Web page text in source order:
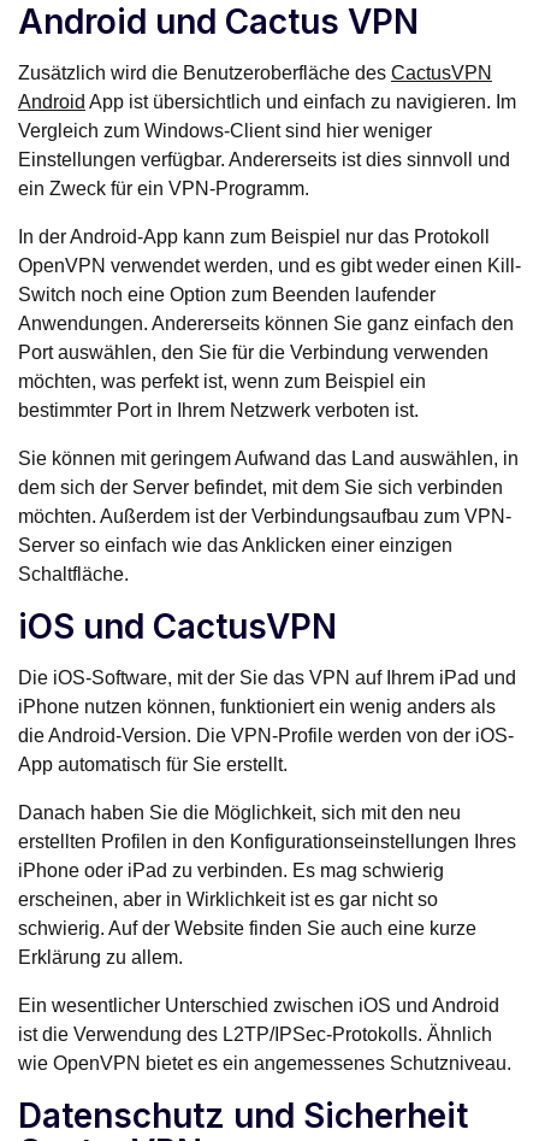
Android und Cactus VPN
Zusätzlich wird die Benutzeroberfläche des CactusVPN
Android App ist übersichtlich und einfach zu navigieren. Im
Vergleich zum Windows-Client sind hier weniger
Einstellungen verfügbar. Andererseits ist dies sinnvoll und
ein Zweck für ein VPN-Programm.
In der Android-App kann zum Beispiel nur das Protokoll
OpenVPN verwendet werden, und es gibt weder einen Kill-
Switch noch eine Option zum Beenden laufender
Anwendungen. Andererseits können Sie ganz einfach den
Port auswählen, den Sie für die Verbindung verwenden
möchten, was perfekt ist, wenn zum Beispiel ein
bestimmter Port in Ihrem Netzwerk verboten ist.
Sie können mit geringem Aufwand das Land auswählen, in
dem sich der Server befindet, mit dem Sie sich verbinden
möchten. Außerdem ist der Verbindungsaufbau zum VPN-
Server so einfach wie das Anklicken einer einzigen
Schaltfläche.
iOS und CactusVPN
Die iOS-Software, mit der Sie das VPN auf Ihrem iPad und
iPhone nutzen können, funktioniert ein wenig anders als
die Android-Version. Die VPN-Profile werden von der iOS-
App automatisch für Sie erstellt.
Danach haben Sie die Möglichkeit, sich mit den neu
erstellten Profilen in den Konfigurationseinstellungen Ihres
iPhone oder iPad zu verbinden. Es mag schwierig
erscheinen, aber in Wirklichkeit ist es gar nicht so
schwierig. Auf der Website finden Sie auch eine kurze
Erklärung zu allem.
Ein wesentlicher Unterschied zwischen iOS und Android
ist die Verwendung des L2TP/IPSec-Protokolls. Ähnlich
wie OpenVPN bietet es ein angemessenes Schutzniveau.
Datenschutz und Sicherheit